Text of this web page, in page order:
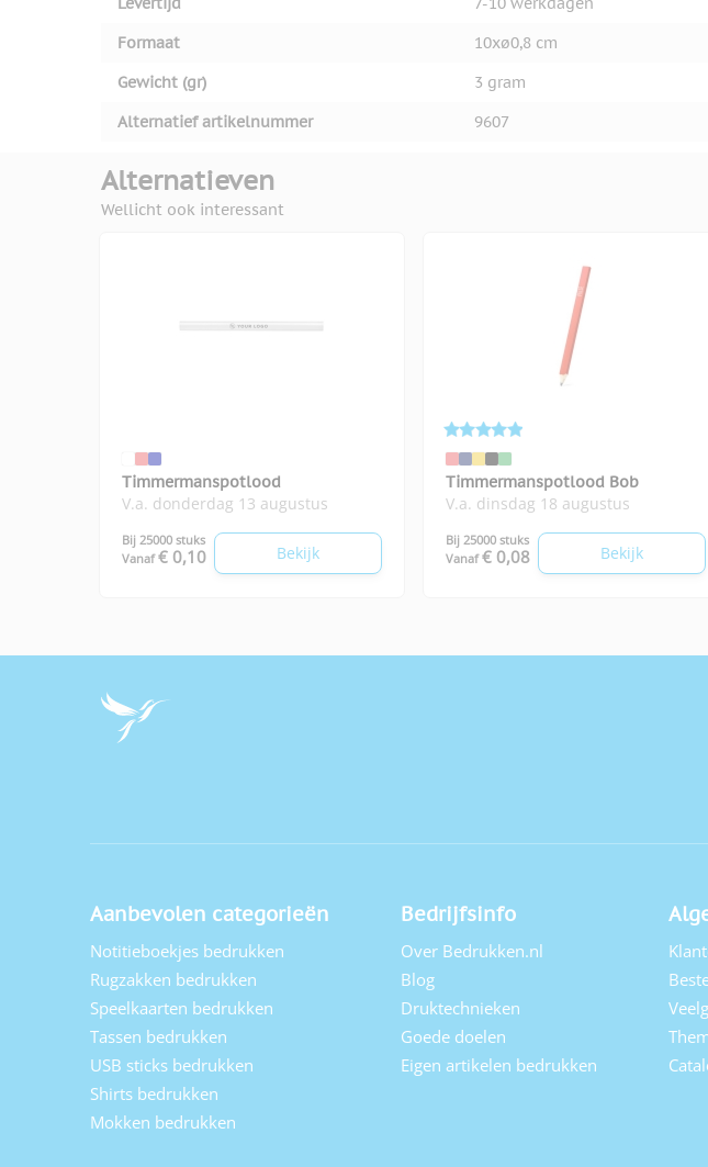
Formaat
10xø0,8 cm
Gewicht (gr)
3 gram
Alternatief artikelnummer
9607
Alternatieven
Wellicht ook interessant
Timmermanspotlood
V.a. donderdag 13 augustus
Bij 25000 stuks
Vanaf € 0,10 Bekijk
Timmermanspotlood Bob
V.a. dinsdag 18 augustus
Bij 25000 stuks
Vanaf € 0,08 Bekijk
Aanbevolen categorieën
Notitieboekjes bedrukken
Rugzakken bedrukken
Speelkaarten bedrukken
Tassen bedrukken
USB sticks bedrukken
Shirts bedrukken
Mokken bedrukken
Bedrijfsinfo
Over Bedrukken.nl
Blog
Druktechnieken
Goede doelen
Eigen artikelen bedrukken